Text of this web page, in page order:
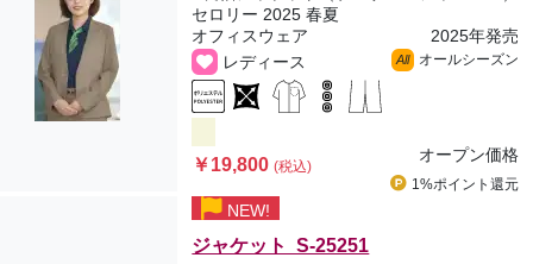
セロリー 2025 春夏
オフィスウェア
2025年発売
レディース
All オールシーズン
￥19,800(税込)
オープン価格
1%ポイント 還元
NEW!
ジャケット S-25251